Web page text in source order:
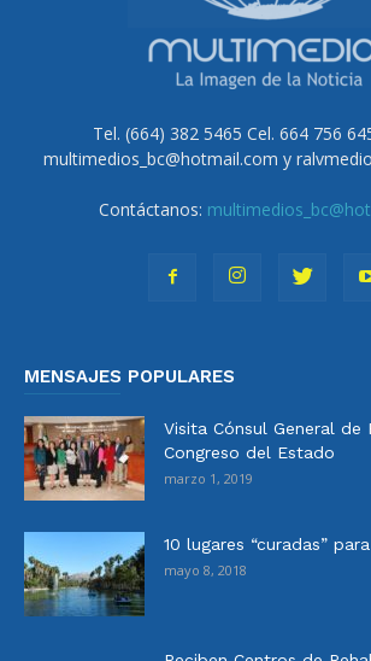
Tel. (664) 382 5465 Cel. 664 756
multimedios_bc@hotmail.com y
Contáctanos:
MENSAJES POPULARES
Visita Cónsul General de
Congreso del Estado
marzo 1, 2019
10 lugares “curadas”
mayo 8, 2018